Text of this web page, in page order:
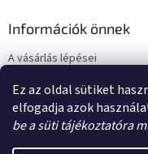
Ez az oldal sütiket
elfogadja azok
be a süti tájékoztatóra
Információk önnek
A vásárlás lépései
Adatkezelési tájékoztató